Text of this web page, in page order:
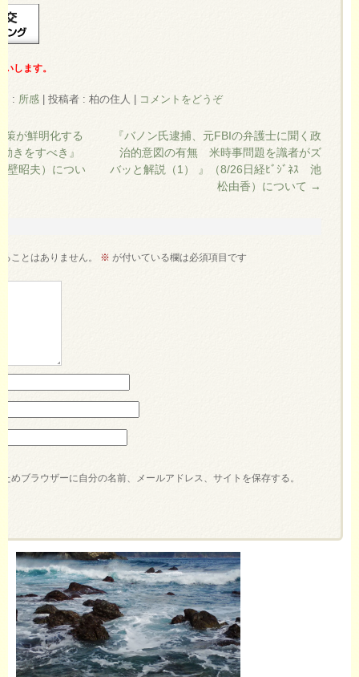
します。
: 所感 投稿者 : 柏の住人 コメントをどうぞ
が鮮明化する
きをすべき』
壁昭夫）につい
『バノン氏逮捕、元FBIの弁護士に聞く政
治的意図の有無 米時事問題を識者がズ
バッと解説（1） 』（8/26日経ﾋﾞｼﾞﾈｽ 池
松由香）について →
ことはありません。 ※ が付いている欄は必須項目です
めブラウザーに自分の名前、メールアドレス、サイトを保存する。